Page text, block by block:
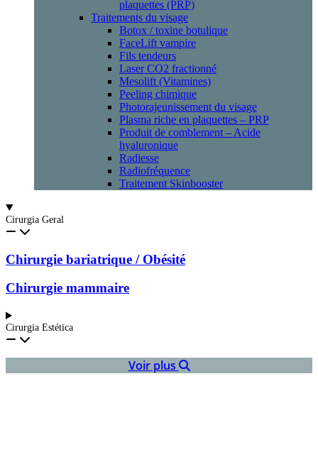
plaquettes (PRP)
Traitements du visage
Botox / toxine botulique
FaceLift vampire
Fils tendeurs
Laser CO2 fractionné
Mesolift (Vitamines)
Peeling chimique
Photorajeunissement du visage
Plasma riche en plaquettes – PRP
Produit de comblement – Acide
hyaluronique
Radiesse
Radiofréquence
Traitement Skinbooster
Cirurgia Geral
Chirurgie bariatrique / Obésité
Chirurgie mammaire
Cirurgia Estética
Voir plus